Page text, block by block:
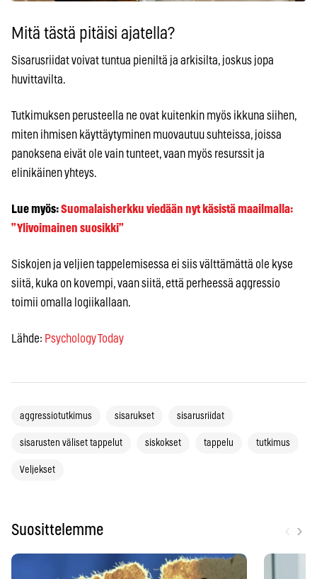
Mitä tästä pitäisi ajatella?
Sisarusriidat voivat tuntua pieniltä ja arkisilta, joskus jopa
huvittavilta.
Tutkimuksen perusteella ne ovat kuitenkin myös ikkuna siihen,
miten ihmisen käyttäytyminen muovautuu suhteissa, joissa
panoksena eivät ole vain tunteet, vaan myös resurssit ja
elinikäinen yhteys.
Lue myös:Suomalaisherkku viedään nyt käsistä maailmalla:
”Ylivoimainen suosikki”
Siskojen ja veljien tappelemisessa ei siis välttämättä ole kyse
siitä, kuka on kovempi, vaan siitä, että perheessä aggressio
toimii omalla logiikallaan.
Lähde: Psychology Today
aggressiotutkimus sisarukset sisarusriidat
sisarusten väliset tappelut siskokset tappelu tutkimus
Veljekset
Suosittelemme ›